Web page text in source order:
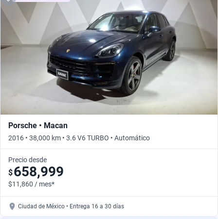
Porsche • Macan
2016 • 38,000 km • 3.6 V6 TURBO • Automático
Precio desde
$658,999
$11,860 / mes*
Ciudad de México • Entrega 16 a 30 días